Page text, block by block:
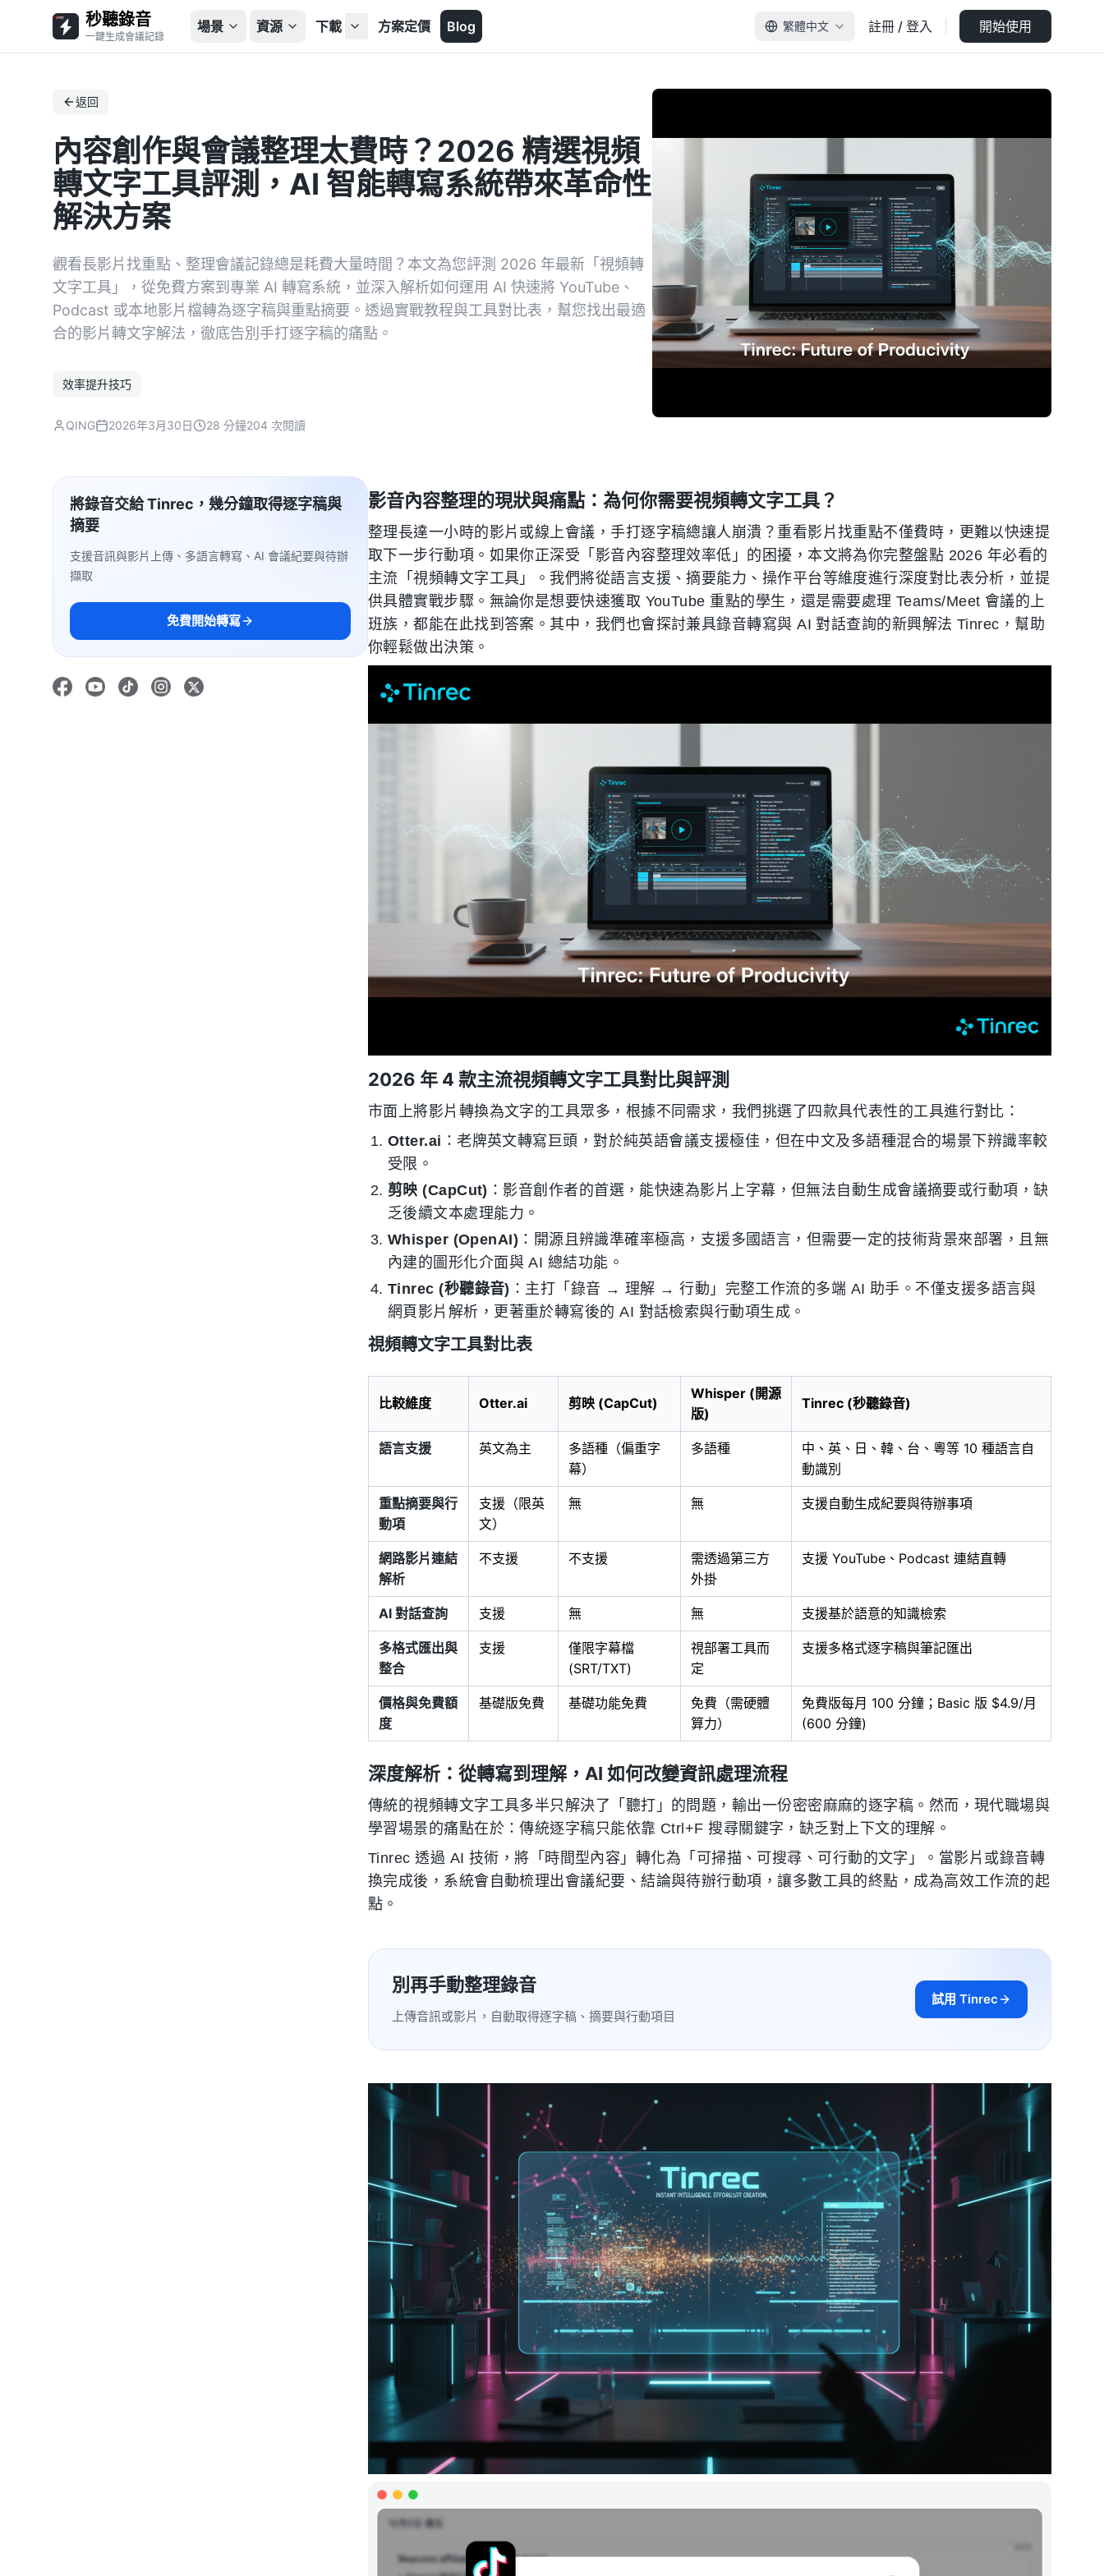
秒聽錄音
一鍵生成會議記錄
場景 資源 下載 方案定價 Blog 繁體中文 註冊 / 登入 開始使用
返回
內容創作與會議整理太費時？2026 精選視頻
轉文字工具評測，AI 智能轉寫系統帶來革命性
解決方案
觀看長影片找重點、整理會議記錄總是耗費大量時間？本文為您評測 2026 年最新「視頻轉
文字工具」，從免費方案到專業 AI 轉寫系統，並深入解析如何運用 AI 快速將 YouTube、
Podcast 或本地影片檔轉為逐字稿與重點摘要。透過實戰教程與工具對比表，幫您找出最適
合的影片轉文字解法，徹底告別手打逐字稿的痛點。
效率提升技巧
QING 2026年3月30日 28 分鐘204 次閱讀
將錄音交給 Tinrec，幾分鐘取得逐字稿與
摘要
支援音訊與影片上傳、多語言轉寫、AI 會議紀要與待辦
擷取
免費開始轉寫
影音內容整理的現狀與痛點：為何你需要視頻轉文字工具？
整理長達一小時的影片或線上會議，手打逐字稿總讓人崩潰？重看影片找重點不僅費時，更難以快速提
取下一步行動項。如果你正深受「影音內容整理效率低」的困擾，本文將為你完整盤點 2026 年必看的
主流「視頻轉文字工具」。我們將從語言支援、摘要能力、操作平台等維度進行深度對比表分析，並提
供具體實戰步驟。無論你是想要快速獲取 YouTube 重點的學生，還是需要處理 Teams/Meet 會議的上
班族，都能在此找到答案。其中，我們也會探討兼具錄音轉寫與 AI 對話查詢的新興解法 Tinrec，幫助
你輕鬆做出決策。
2026 年 4 款主流視頻轉文字工具對比與評測
市面上將影片轉換為文字的工具眾多，根據不同需求，我們挑選了四款具代表性的工具進行對比：
Otter.ai ：老牌英文轉寫巨頭，對於純英語會議支援極佳，但在中文及多語種混合的場景下辨識率較
受限。
剪映 (CapCut) ：影音創作者的首選，能快速為影片上字幕，但無法自動生成會議摘要或行動項，缺
乏後續文本處理能力。
Whisper (OpenAI) ：開源且辨識準確率極高，支援多國語言，但需要一定的技術背景來部署，且無
內建的圖形化介面與 AI 總結功能。
Tinrec (秒聽錄音) ：主打「錄音 → 理解 → 行動」完整工作流的多端 AI 助手。不僅支援多語言與
網頁影片解析，更著重於轉寫後的 AI 對話檢索與行動項生成。
視頻轉文字工具對比表
比較維度 Otter.ai 剪映 (CapCut)
Whisper (開源
版)
Tinrec (秒聽錄音)
語言支援 英文為主
多語種（偏重字
幕）
多語種
中、英、日、韓、台、粵等 10 種語言自
動識別
重點摘要與行
動項
支援（限英
文）
無 無 支援自動生成紀要與待辦事項
網路影片連結
解析
不支援 不支援
需透過第三方
外掛
支援 YouTube、Podcast 連結直轉
AI 對話查詢 支援 無 無 支援基於語意的知識檢索
多格式匯出與
整合
支援
僅限字幕檔
(SRT/TXT)
視部署工具而
定
支援多格式逐字稿與筆記匯出
價格與免費額
度
基礎版免費 基礎功能免費
免費（需硬體
算力）
免費版每月 100 分鐘；Basic 版 $4.9/月
(600 分鐘)
深度解析：從轉寫到理解，AI 如何改變資訊處理流程
傳統的視頻轉文字工具多半只解決了「聽打」的問題，輸出一份密密麻麻的逐字稿。然而，現代職場與
學習場景的痛點在於：傳統逐字稿只能依靠 Ctrl+F 搜尋關鍵字，缺乏對上下文的理解。
Tinrec 透過 AI 技術，將「時間型內容」轉化為「可掃描、可搜尋、可行動的文字」。當影片或錄音轉
換完成後，系統會自動梳理出會議紀要、結論與待辦行動項，讓多數工具的終點，成為高效工作流的起
點。
別再手動整理錄音
上傳音訊或影片，自動取得逐字稿、摘要與行動項目
試用 Tinrec